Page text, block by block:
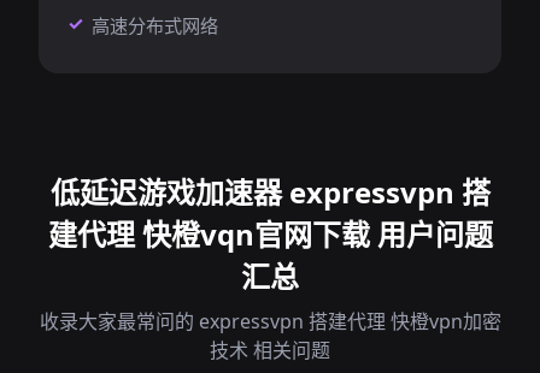
高速分布式网络
低延迟游戏加速器 expressvpn 搭
建代理 快橙vqn官网下载 用户问题
汇总
收录大家最常问的 expressvpn 搭建代理 快橙vpn加密
技术 相关问题